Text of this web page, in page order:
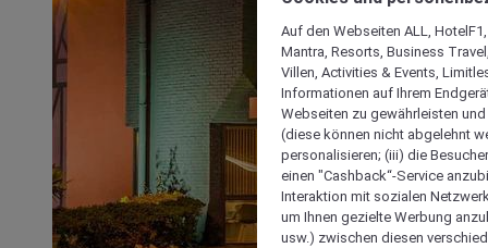
Auf den Webseiten ALL,
Mantra, Resorts, Business
Villen, Activities & Events,
Informationen auf Ihrem
Webseiten zu gewährleisten
(diese können nicht abgelehnt
personalisieren; (iii) die
einen "Cashback“-Service
Interaktion mit sozialen
um Ihnen gezielte Werbung
usw.) zwischen diesen